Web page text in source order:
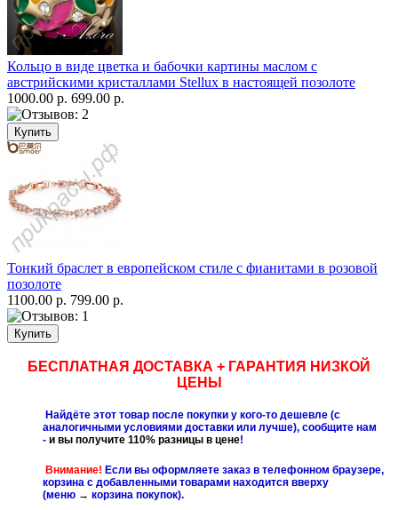
Кольцо в виде цветка и бабочки картины маслом с
австрийскими кристаллами Stellux в настоящей позолоте
1000.00 р. 699.00 р.
Тонкий браслет в европейском стиле с фианитами в розовой
позолоте
1100.00 р. 799.00 р.
БЕСПЛАТНАЯ ДОСТАВКА + ГАРАНТИЯ НИЗКОЙ
ЦЕНЫ
Найдёте этот товар после покупки у кого-то дешевле (с
аналогичными условиями доставки или лучше), сообщите нам
- и вы получите 110% разницы в цене!
Внимание! Если вы оформляете заказ в телефонном браузере,
корзина с добавленными товарами находится вверху
(меню → корзина покупок).